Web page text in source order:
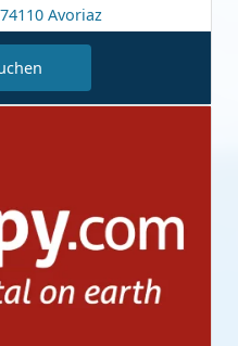
74110 Avoriaz